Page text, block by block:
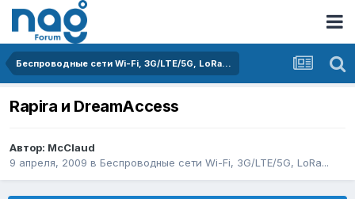
Беспроводные сети Wi-Fi, 3G/LTE/5G, LoRa...
Rapira и DreamAccess
Автор: McClaud
9 апреля, 2009 в Беспроводные сети Wi-Fi, 3G/LTE/5G, LoRa...